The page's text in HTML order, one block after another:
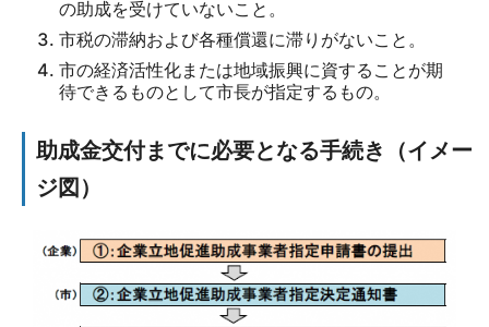
の助成を受けていないこと。
市税の滞納および各種償還に滞りがないこと。
市の経済活性化または地域振興に資することが期
待できるものとして市長が指定するもの。
助成金交付までに必要となる手続き（イメー
ジ図）